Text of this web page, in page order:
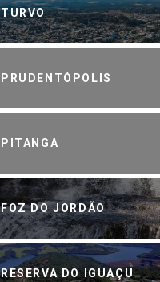
TURVO
PRUDENTÓPOLIS
PITANGA
FOZ DO JORDÃO
RESERVA DO IGUAÇU